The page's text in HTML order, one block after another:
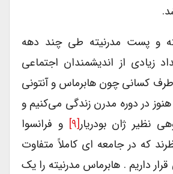
و پست مدرنیته طی چند دهه
زیادی از اندیشمندان اجتماعی
کسانی چون هابرماس و آنتونی
در دوره مدرن زندگی می‌کنیم و
نظیر ژان بودریار[۹] و فرانسوا
که در جامعه ای کاملاً متفاوت
داریم . هابرماس مدرنیته را یک